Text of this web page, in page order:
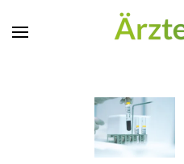
Zum Hauptinhalt springen